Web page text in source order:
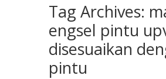
Tag Archives:
engsel pintu
disesuaikan
pintu